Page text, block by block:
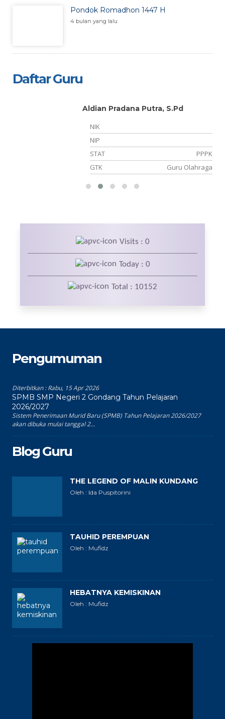
Pondok Romadhon 1447 H
4 bulan yang lalu
Daftar Guru
Aldian Pradana Putra, S.Pd
NIK
NIP
STAT
PPPK
GTK
Guru Olahraga
Visits : 0
Today : 0
Total : 10152
Pengumuman
Diterbitkan :Rabu, 15 Apr 2026
SPMB SMP Negeri 2 Gondang Tahun Pelajaran
2026/2027
Sistem Penerimaan Murid Baru (SPMB) Tahun Pelajaran 2026/2027
akan dibuka mulai tanggal 2...
Blog Guru
THE LEGEND OF MALIN KUNDANG
Oleh : Ida Puspitorini
TAUHID PEREMPUAN
Oleh : Mufidz
HEBATNYA KEMISKINAN
Oleh : Mufidz